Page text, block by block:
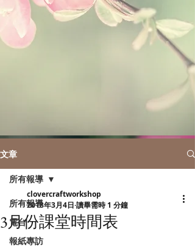
文章
所有報導
電台
報紙專訪
所有報導
3月份課堂時間表
clovercraftworkshop
2018年3月4日 讀畢需時 1 分鐘